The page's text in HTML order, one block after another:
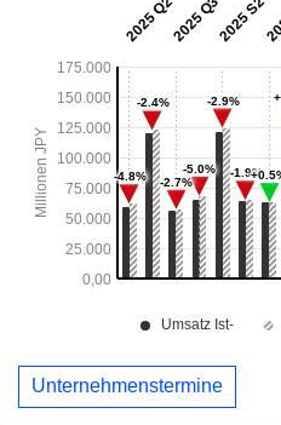
Unternehmenstermine